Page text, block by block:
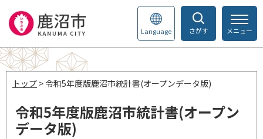
さがす
Language メニュー
トップ > 令和5年度版鹿沼市統計書(オープンデータ版)
令和5年度版鹿沼市統計書(オープン
データ版)